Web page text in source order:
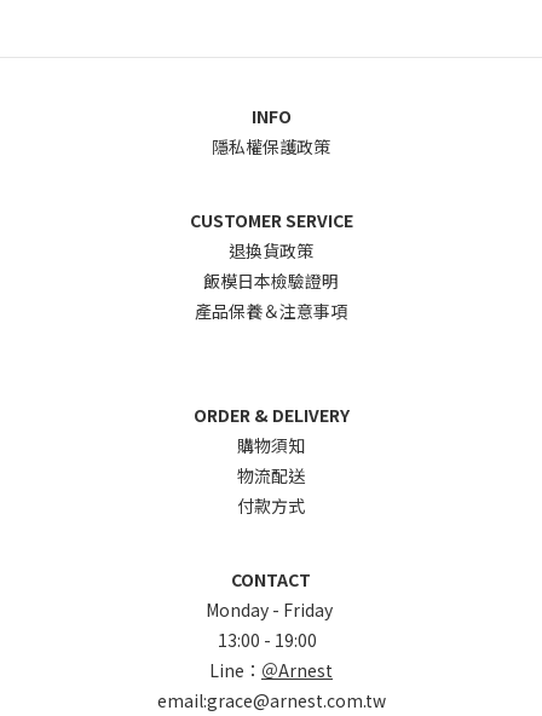
INFO
隱私權保護政策
CUSTOMER SERVICE
退換貨政策
飯模日本檢驗證明
產品保養＆注意事項
ORDER & DELIVERY
購物須知
物流配送
付款方式
CONTACT
Monday - Friday
13:00 - 19:00
Line： ＠Arnest
email:grace@arnest.com.tw